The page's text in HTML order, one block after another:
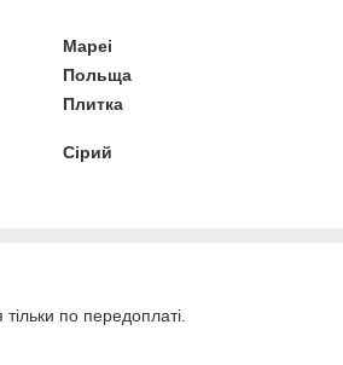
Mapei
Польща
Плитка
Сірий
по передоплаті.